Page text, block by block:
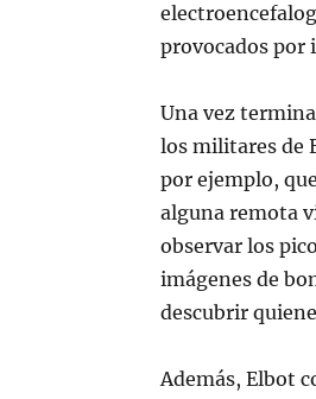
provocados por
Una vez
los militares de
por ejemplo,
alguna remota
observar los
imágenes de
descubrir
Además, Elbot